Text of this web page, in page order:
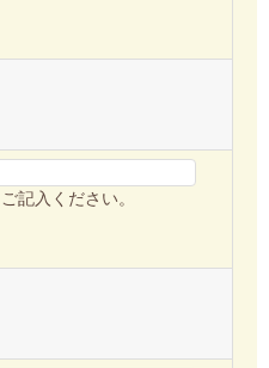
記入ください。